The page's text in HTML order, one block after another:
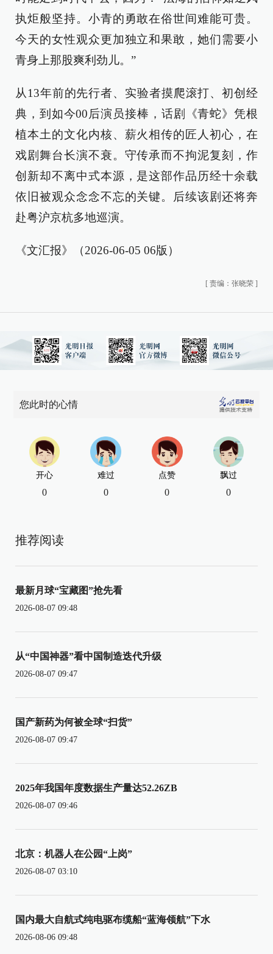
执炬般坚持。小青的勇敢在俗世间难能可贵。
今天的女性观众更加独立和果敢，她们需要小
青身上那股爽利劲儿。”
从13年前的先行者、实验者摸爬滚打、初创经
典，到如今00后演员接棒，话剧《青蛇》凭根
植本土的文化内核、薪火相传的匠人初心，在
戏剧舞台长演不衰。守传承而不拘泥复刻，作
创新却不离中式本源，是这部作品历经十余载
依旧被观众念念不忘的关键。后续该剧还将奔
赴粤沪京杭多地巡演。
《文汇报》（2026-06-05 06版）
[ 责编：张晓荣 ]
您此时的心情
开心
0
难过
0
点赞
0
飘过
0
推荐阅读
最新月球“宝藏图”抢先看
2026-08-07 09:48
从“中国神器”看中国制造迭代升级
2026-08-07 09:47
国产新药为何被全球“扫货”
2026-08-07 09:47
2025年我国年度数据生产量达52.26ZB
2026-08-07 09:46
北京：机器人在公园“上岗”
2026-08-07 03:10
国内最大自航式纯电驱布缆船“蓝海领航”下水
2026-08-06 09:48